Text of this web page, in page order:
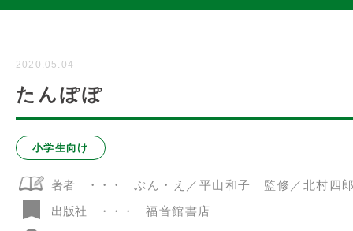
2020.05.04
たんぽぽ
小学生向け
著者
ぶん・え／平山和子 監修／北村四
出版社
福音館書店